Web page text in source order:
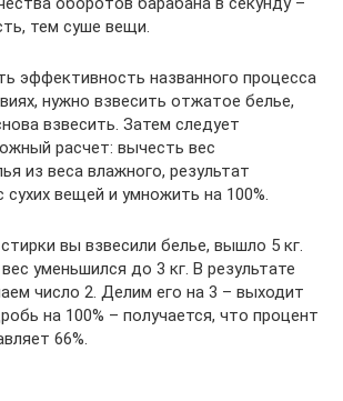
тем суше вещи.
эффективность названного процесса
нужно взвесить отжатое белье,
взвесить. Затем следует
расчет: вычесть вес
из веса влажного, результат
сухих вещей и умножить на 100%.
вы взвесили белье, вышло 5 кг.
уменьшился до 3 кг. В результате
число 2. Делим его на 3 – выходит
на 100% – получается, что процент
66%.